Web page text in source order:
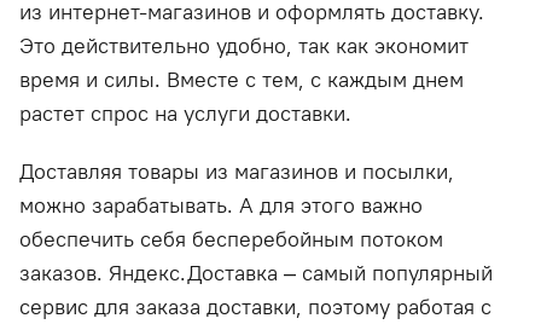
из интернет-магазинов и оформлять доставку.
Это действительно удобно, так как экономит
время и силы. Вместе с тем, с каждым днем
растет спрос на услуги доставки.
Доставляя товары из магазинов и посылки,
можно зарабатывать. А для этого важно
обеспечить себя бесперебойным потоком
заказов. Яндекс.Доставка – самый популярный
сервис для заказа доставки, поэтому работая с